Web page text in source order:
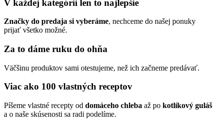
V každej kategórii len to najlepšie
Značky do predaja si vyberáme, nechceme do našej ponuky
prijať všetko možné.
Za to dáme ruku do ohňa
Väčšinu produktov sami otestujeme, než ich začneme predávať.
Viac ako 100 vlastných receptov
Píšeme vlastné recepty od domáceho chleba až po kotlíkový guláš
a o naše skúsenosti sa radi podelíme.